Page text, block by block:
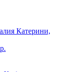
Катерини,